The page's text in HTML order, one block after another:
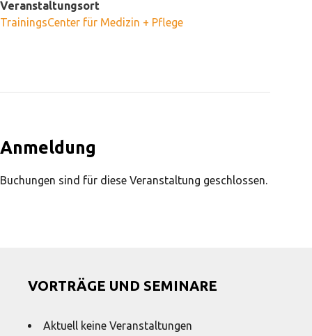
Veranstaltungsort
TrainingsCenter für Medizin + Pflege
Anmeldung
Buchungen sind für diese Veranstaltung geschlossen.
VORTRÄGE UND SEMINARE
Aktuell keine Veranstaltungen